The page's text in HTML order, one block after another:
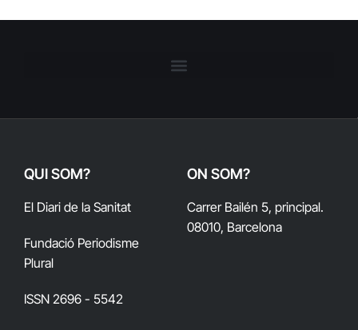
QUI SOM?
El Diari de la Sanitat
Fundació Periodisme
Plural
ISSN 2696 - 5542
ON SOM?
Carrer Bailén 5, principal.
08010, Barcelona